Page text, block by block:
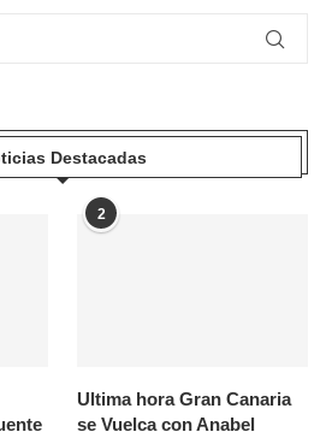
Destacadas
2
Ultima hora Gran Canaria
se Vuelca con Anabel